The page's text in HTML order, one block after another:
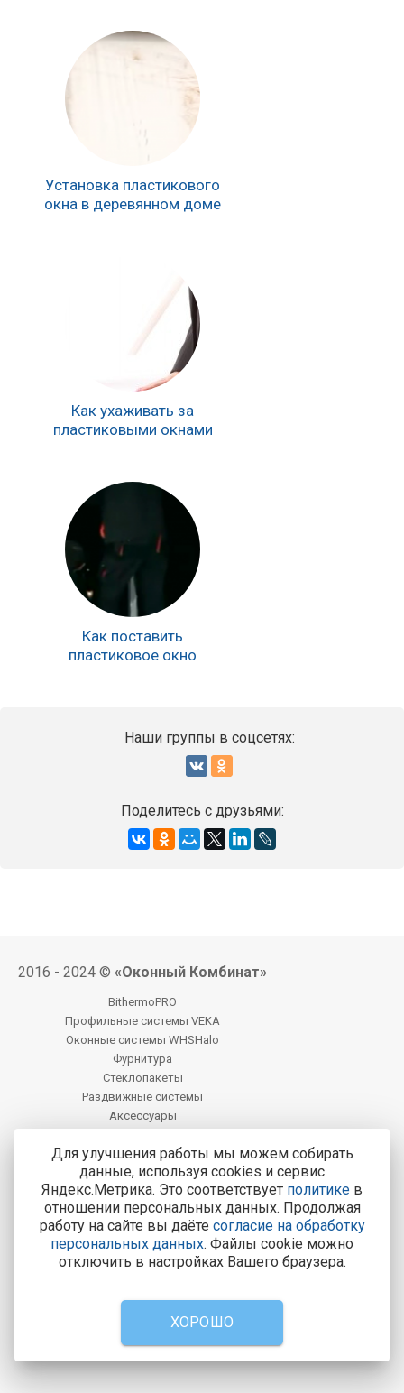
Установка пластикового
окна в деревянном доме
Как ухаживать за
пластиковыми окнами
Как поставить
пластиковое окно
Наши группы в соцсетях:
Поделитесь с друзьями:
2016 - 2024 © «Оконный Комбинат»
BithermoPRO
Профильные системы VEKA
Оконные системы WHSHalo
Фурнитура
Стеклопакеты
Раздвижные системы
Аксессуары
Центральный офис продаж:
Курск, Курск, ул. Карла Маркса, 77
Тел.: 8-800-200-4221
Все адреса и контакты
Консультации и заказ пластиковых окон.
Вызвать замерщика
Для улучшения работы мы можем собирать
данные, используя cookies и сервис
Яндекс.Метрика. Это соответствует политике в
отношении персональных данных. Продолжая
работу на сайте вы даёте согласие на обработку
персональных данных. Файлы cookie можно
отключить в настройках Вашего браузера.
ХОРОШО